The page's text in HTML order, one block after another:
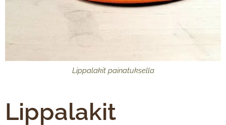
Lippalakit painatuksella
Lippalakit